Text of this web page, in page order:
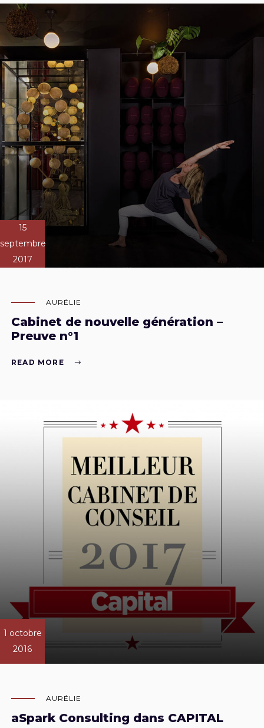
15
septembre
2017
AURÉLIE
Cabinet de nouvelle génération –
Preuve n°1
READ MORE
1 octobre
2016
AURÉLIE
aSpark Consulting dans CAPITAL